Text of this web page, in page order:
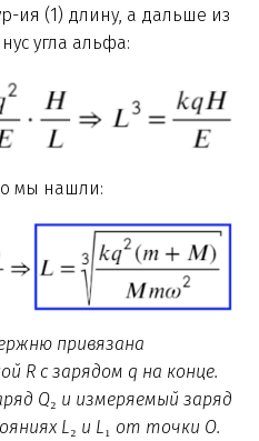
ия (1) длину, а дальше из
угла альфа:
мы нашли:
привязана
R c зарядом q на конце.
Q₂ и измеряемый заряд
L ₂ и L ₁ от точки O.